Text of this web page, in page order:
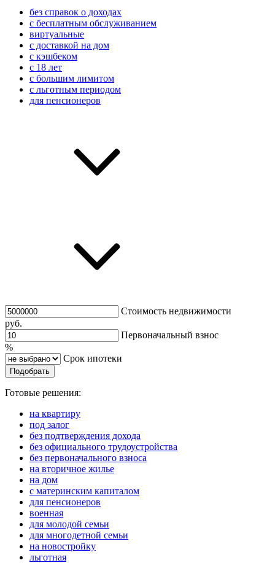
без справок о доходах
с бесплатным обслуживанием
виртуальные
с доставкой на дом
с кэшбеком
с 18 лет
с большим лимитом
с льготным периодом
для пенсионеров
Стоимость недвижимости
руб.
Первоначальный взнос
%
Срок ипотеки
Подобрать
Готовые решения:
на квартиру
под залог
без подтверждения дохода
без официального трудоустройства
без первоначального взноса
на вторичное жилье
на дом
с материнским капиталом
для пенсионеров
военная
для молодой семьи
для многодетной семьи
на новостройку
льготная